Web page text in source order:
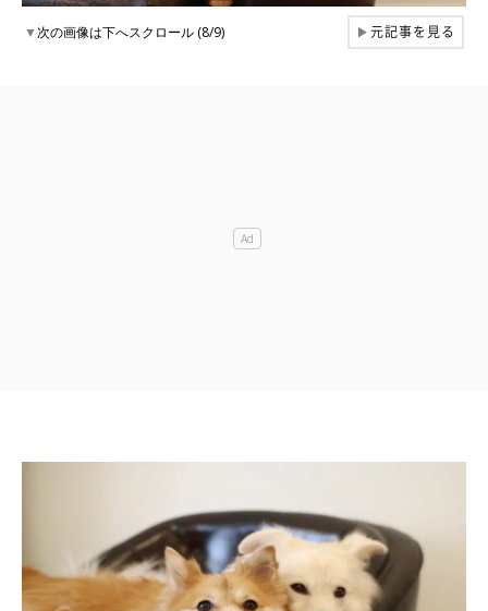
▼次の画像は下へスクロール (8/9) ▶元記事を見る